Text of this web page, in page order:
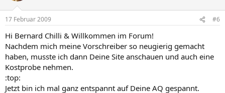
17 Februar 2009 #6
Hi Bernard Chilli & Willkommen im Forum!
Nachdem mich meine Vorschreiber so neugierig gemacht
haben, musste ich dann Deine Site anschauen und auch eine
Kostprobe nehmen.
:top:
Jetzt bin ich mal ganz entspannt auf Deine AQ gespannt.